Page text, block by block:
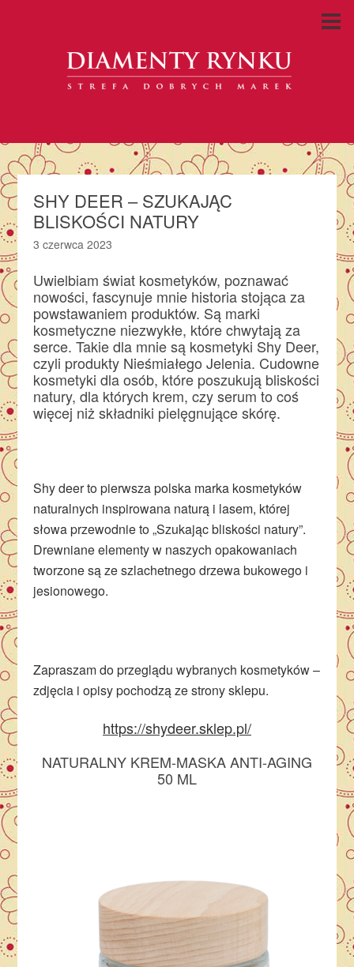
SHY DEER – SZUKAJĄC
BLISKOŚCI NATURY
3 czerwca 2023
Uwielbiam świat kosmetyków, poznawać
nowości, fascynuje mnie historia stojąca za
powstawaniem produktów. Są marki
kosmetyczne niezwykłe, które chwytają za
serce. Takie dla mnie są kosmetyki Shy Deer,
czyli produkty Nieśmiałego Jelenia. Cudowne
kosmetyki dla osób, które poszukują bliskości
natury, dla których krem, czy serum to coś
więcej niż składniki pielęgnujące skórę.
Shy deer to pierwsza polska marka kosmetyków
naturalnych inspirowana naturą i lasem, której
słowa przewodnie to „Szukając bliskości natury”.
Drewniane elementy w naszych opakowaniach
tworzone są ze szlachetnego drzewa bukowego i
jesionowego.
Zapraszam do przeglądu wybranych kosmetyków –
zdjęcia i opisy pochodzą ze strony sklepu.
https://shydeer.sklep.pl/
NATURALNY KREM-MASKA ANTI-AGING
50 ML